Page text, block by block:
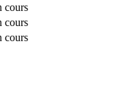
cours
cours
cours